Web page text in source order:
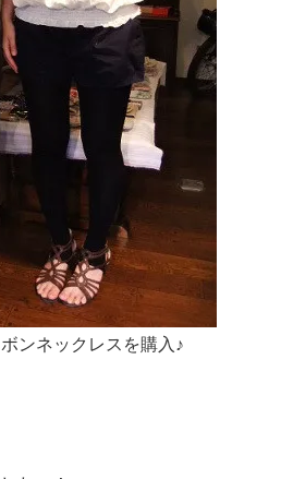
ンネックレスを購入♪